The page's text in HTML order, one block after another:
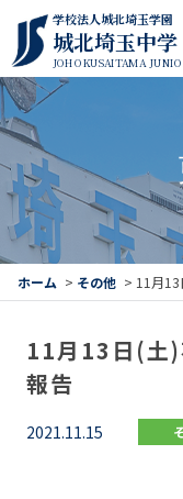
学校法人城北埼玉学園
城北埼玉中
JOHOKUSAITAMA
ホーム > その他 > 11月13
11月13日(土)
報告
2021.11.15